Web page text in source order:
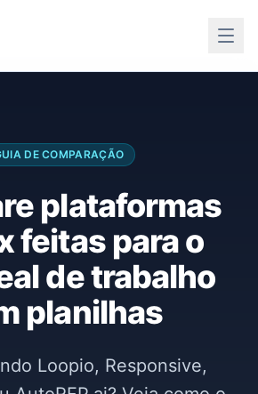
DE COMPARAÇÃO
plataformas
feitas para o
de trabalho
planilhas
Loopio, Responsive,